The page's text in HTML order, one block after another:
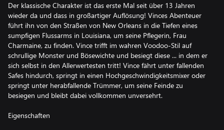
Der klassische Charakter ist das erste Mal seit über 13 Jahren
wieder da und dass in großartiger Auflösung! Vinces Abenteuer
führt ihn von den Straßen von New Orleans in die Tiefen eines
sumpfigen Flussarms in Louisiana, um seine Pflegerin, Frau
Charmaine, zu finden. Vince trifft im wahren Voodoo-Stil auf
schrullige Monster und Bösewichte und besiegt diese ... in dem er
sich selbst in den Allerwertesten tritt! Vince fährt unter fallenden
Safes hindurch, springt in einen Hochgeschwindigkeitsmixer oder
springt unter herabfallende Trümmer, um seine Feinde zu
besiegen und bleibt dabei vollkommen unversehrt.
Eigenschaften